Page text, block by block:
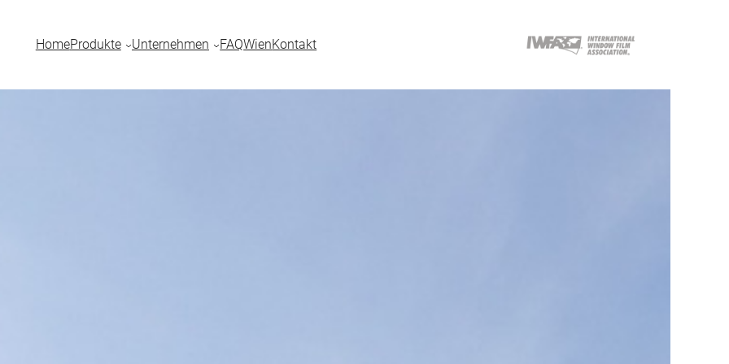
HomeProdukte Unternehmen FAQWienKontakt